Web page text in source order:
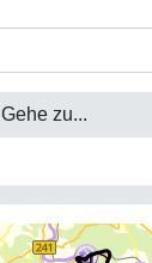
Gehe zu...